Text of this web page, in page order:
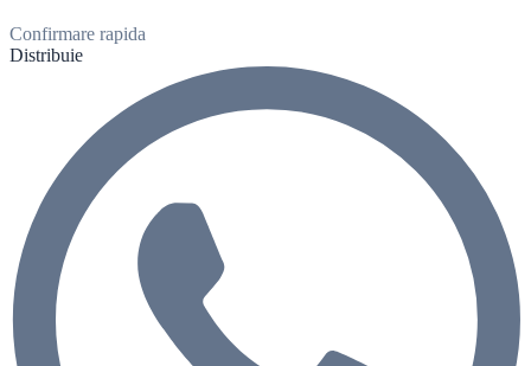
Confirmare rapida
Distribuie